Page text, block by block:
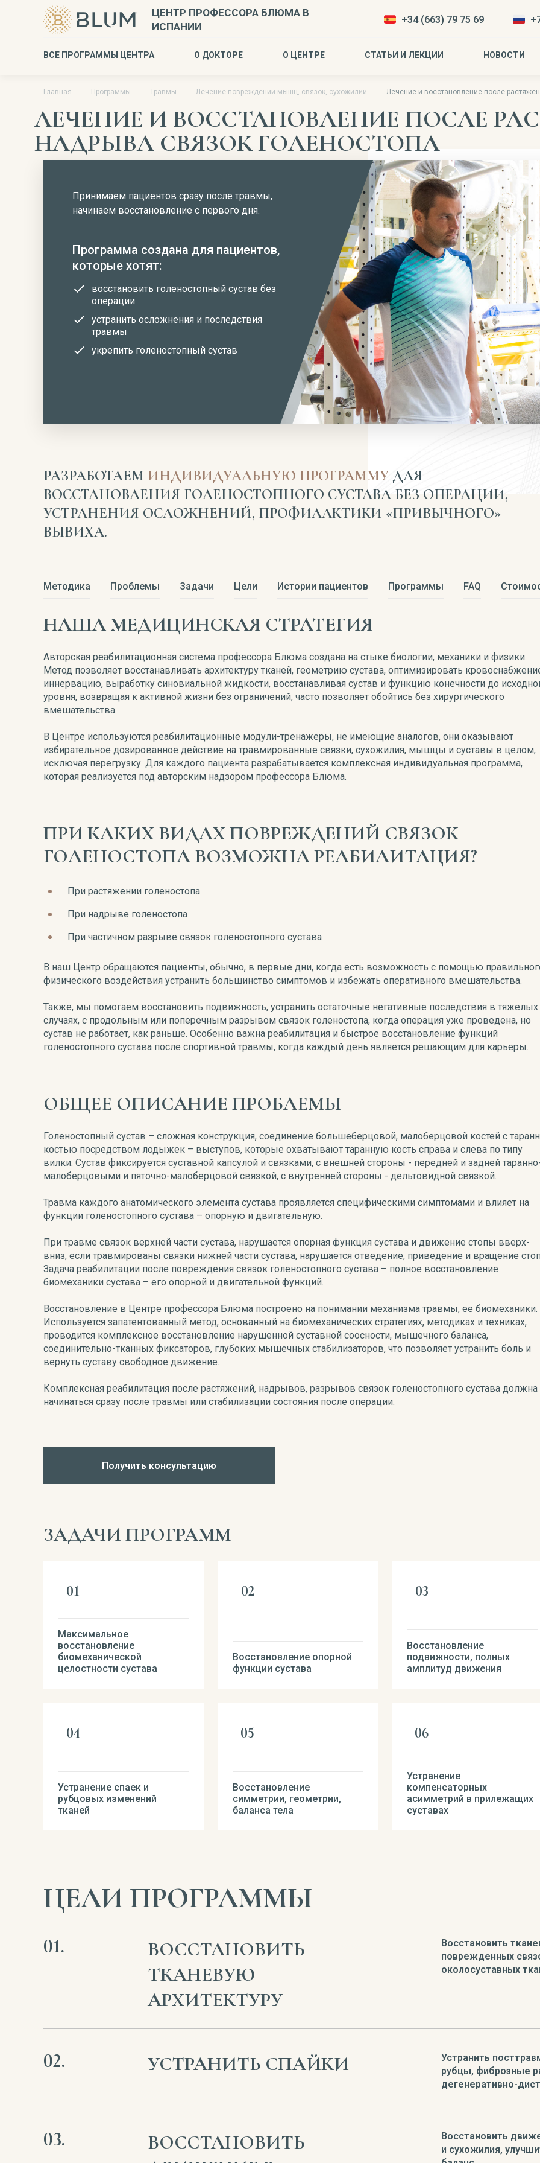
ЦЕНТР ПРОФЕССОРА БЛЮМА В
ИСПАНИИ
+34 (663) 79 75 69
ВСЕ ПРОГРАММЫ ЦЕНТРА О ДОКТОРЕ О ЦЕНТРЕ СТАТЬИ И ЛЕКЦИИ НОВОСТИ
Главная Программы Травмы Лечение повреждений мышц, связок, сухожилий Лечение и восстановление после
ЛЕЧЕНИЕ И ВОССТАНОВЛЕНИЕ ПОСЛЕ
НАДРЫВА СВЯЗОК ГОЛЕНОСТОПА
Принимаем пациентов сразу после травмы,
начинаем восстановление с первого дня.
Программа создана для пациентов,
которые хотят:
восстановить голеностопный сустав без
операции
устранить осложнения и последствия
травмы
укрепить голеностопный сустав
РАЗРАБОТАЕМ ИНДИВИДУАЛЬНУЮ ПРОГРАММУ ДЛЯ
ВОССТАНОВЛЕНИЯ ГОЛЕНОСТОПНОГО СУСТАВА БЕЗ ОПЕРАЦИИ,
УСТРАНЕНИЯ ОСЛОЖНЕНИЙ, ПРОФИЛАКТИКИ «ПРИВЫЧНОГО»
ВЫВИХА.
Методика Проблемы Задачи Цели Истории пациентов Программы FAQ
НАША МЕДИЦИНСКАЯ СТРАТЕГИЯ
Авторская реабилитационная система профессора Блюма создана на стыке биологии, механики и физики.
Метод позволяет восстанавливать архитектуру тканей, геометрию сустава, оптимизировать
иннервацию, выработку синовиальной жидкости, восстанавливая сустав и функцию конечности до
уровня, возвращая к активной жизни без ограничений, часто позволяет обойтись без хирургического
вмешательства.
В Центре используются реабилитационные модули-тренажеры, не имеющие аналогов, они оказывают
избирательное дозированное действие на травмированные связки, сухожилия, мышцы и суставы в целом,
исключая перегрузку. Для каждого пациента разрабатывается комплексная индивидуальная программа,
которая реализуется под авторским надзором профессора Блюма.
ПРИ КАКИХ ВИДАХ ПОВРЕЖДЕНИЙ СВЯЗОК
ГОЛЕНОСТОПА ВОЗМОЖНА РЕАБИЛИТАЦИЯ?
При растяжении голеностопа
При надрыве голеностопа
При частичном разрыве связок голеностопного сустава
В наш Центр обращаются пациенты, обычно, в первые дни, когда есть возможность с помощью
физического воздействия устранить большинство симптомов и избежать оперативного вмешательства.
Также, мы помогаем восстановить подвижность, устранить остаточные негативные последствия в тяжелых
случаях, с продольным или поперечным разрывом связок голеностопа, когда операция уже проведена, но
сустав не работает, как раньше. Особенно важна реабилитация и быстрое восстановление функций
голеностопного сустава после спортивной травмы, когда каждый день является решающим для карьеры.
ОБЩЕЕ ОПИСАНИЕ ПРОБЛЕМЫ
Голеностопный сустав – сложная конструкция, соединение большеберцовой, малоберцовой костей с
костью посредством лодыжек – выступов, которые охватывают таранную кость справа и слева по типу
вилки. Сустав фиксируется суставной капсулой и связками, с внешней стороны - передней и задней
малоберцовыми и пяточно-малоберцовой связкой, с внутренней стороны - дельтовидной связкой.
Травма каждого анатомического элемента сустава проявляется специфическими симптомами и влияет на
функции голеностопного сустава – опорную и двигательную.
При травме связок верхней части сустава, нарушается опорная функция сустава и движение стопы вверх-
вниз, если травмированы связки нижней части сустава, нарушается отведение, приведение и вращение
Задача реабилитации после повреждения связок голеностопного сустава – полное восстановление
биомеханики сустава – его опорной и двигательной функций.
Восстановление в Центре профессора Блюма построено на понимании механизма травмы, ее биомеханики.
Используется запатентованный метод, основанный на биомеханических стратегиях, методиках и техниках,
проводится комплексное восстановление нарушенной суставной соосности, мышечного баланса,
соединительно-тканных фиксаторов, глубоких мышечных стабилизаторов, что позволяет устранить боль и
вернуть суставу свободное движение.
Комплексная реабилитация после растяжений, надрывов, разрывов связок голеностопного сустава должна
начинаться сразу после травмы или стабилизации состояния после операции.
Получить консультацию
ЗАДАЧИ ПРОГРАММ
Максимальное
восстановление
биомеханической
целостности сустава
Восстановление опорной
функции сустава
Восстановление
подвижности, полных
амплитуд движения
Устранение спаек и
рубцовых изменений
тканей
Восстановление
симметрии, геометрии,
баланса тела
Устранение
компенсаторных
асимметрий в прилежащих
суставах
ЦЕЛИ ПРОГРАММЫ
ВОССТАНОВИТЬ
ТКАНЕВУЮ
АРХИТЕКТУРУ
Восстановить
поврежденных
околосуставных
УСТРАНИТЬ СПАЙКИ
Устранить
рубцы, фиброзные
дегенеративно-
ВОССТАНОВИТЬ
Восстановить
и сухожилия,